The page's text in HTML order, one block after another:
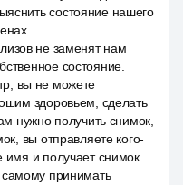
состояние нашего
не заменят нам
состояние.
вы не можете
здоровьем, сделать
нужно получить снимок,
вы отправляете кого-
и получает снимок.
самому принимать